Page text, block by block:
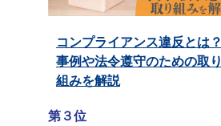
コンプライアンス違反とは？
事例や法令遵守のための取り
組みを解説
第３位